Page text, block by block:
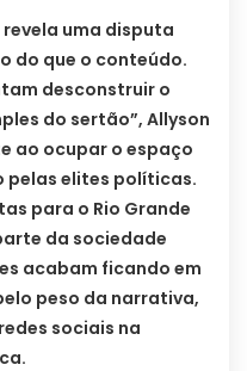
uma disputa
do que o conteúdo.
desconstruir o
do sertão”, Allyson
ao ocupar o espaço
pelas elites políticas.
para o Rio Grande
da sociedade
acabam ficando em
peso da narrativa,
sociais na